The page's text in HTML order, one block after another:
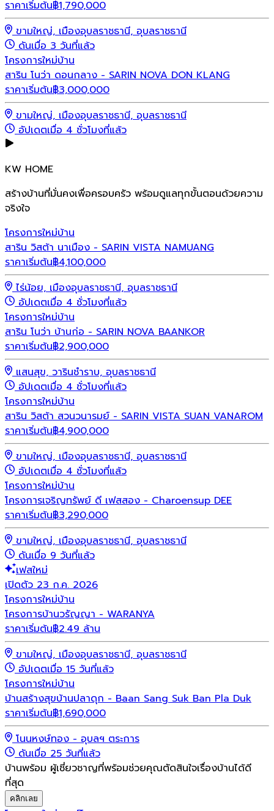
ราคาเริ่มต้น฿1,790,000
ขามใหญ่, เมืองอุบลราชธานี, อุบลราชธานี
ดันเมื่อ 3 วันที่แล้ว
โครงการใหม่บ้าน
สาริน โนว่า ดอนกลาง - SARIN NOVA DON KLANG
ราคาเริ่มต้น฿3,000,000
ขามใหญ่, เมืองอุบลราชธานี, อุบลราชธานี
อัปเดตเมื่อ 4 ชั่วโมงที่แล้ว
KW HOME
สร้างบ้านที่มั่นคงเพื่อครอบครัว พร้อมดูแลทุกขั้นตอนด้วยความ
จริงใจ
โครงการใหม่บ้าน
สาริน วิสต้า นาเมือง - SARIN VISTA NAMUANG
ราคาเริ่มต้น฿4,100,000
ไร่น้อย, เมืองอุบลราชธานี, อุบลราชธานี
อัปเดตเมื่อ 4 ชั่วโมงที่แล้ว
โครงการใหม่บ้าน
สาริน โนว่า บ้านก่อ - SARIN NOVA BAANKOR
ราคาเริ่มต้น฿2,900,000
แสนสุข, วารินชำราบ, อุบลราชธานี
อัปเดตเมื่อ 4 ชั่วโมงที่แล้ว
โครงการใหม่บ้าน
สาริน วิสต้า สวนวนารมย์ - SARIN VISTA SUAN VANAROM
ราคาเริ่มต้น฿4,900,000
ขามใหญ่, เมืองอุบลราชธานี, อุบลราชธานี
อัปเดตเมื่อ 4 ชั่วโมงที่แล้ว
โครงการใหม่บ้าน
โครงการเจริญทรัพย์ ดี เฟสสอง - Charoensup DEE
ราคาเริ่มต้น฿3,290,000
ขามใหญ่, เมืองอุบลราชธานี, อุบลราชธานี
ดันเมื่อ 9 วันที่แล้ว
เฟสใหม่
เปิดตัว 23 ก.ค. 2026
โครงการใหม่บ้าน
โครงการบ้านวรัญญา - WARANYA
ราคาเริ่มต้น฿2.49 ล้าน
ขามใหญ่, เมืองอุบลราชธานี, อุบลราชธานี
อัปเดตเมื่อ 15 วันที่แล้ว
โครงการใหม่บ้าน
บ้านสร้างสุขบ้านปลาดุก - Baan Sang Suk Ban Pla Duk
ราคาเริ่มต้น฿1,690,000
โนนหงษ์ทอง - อุบลฯ ตระการ
ดันเมื่อ 25 วันที่แล้ว
บ้านพร้อม ผู้เชี่ยวชาญที่พร้อมช่วยคุณตัดสินใจเรื่องบ้านได้ดี
ที่สุด
คลิกเลย